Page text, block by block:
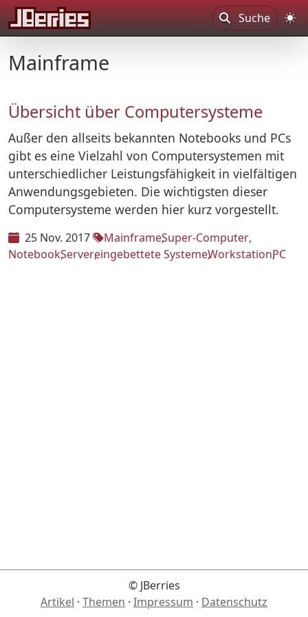
Suche
Mainframe
Übersicht über Computersysteme
Außer den allseits bekannten Notebooks und PCs
gibt es eine Vielzahl von Computersystemen mit
unterschiedlicher Leistungsfähigkeit in vielfältigen
Anwendungsgebieten. Die wichtigsten dieser
Computersysteme werden hier kurz vorgestellt.
25 Nov. 2017 MainframeSuper-Computer
NotebookServereingebettete SystemeWorkstationPC
© JBerries
Artikel · Themen · Impressum · Datenschutz